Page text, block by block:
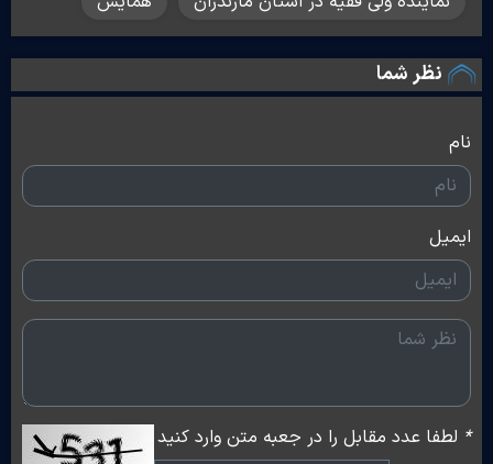
نظر شما
نام
ایمیل
* لطفا عدد مقابل را در جعبه متن وارد کنید